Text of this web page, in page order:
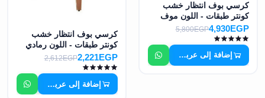
كرسي بوف انتظار خشب
كونتر طبقات - اللون موف
MS-7450
4,930EGP
5,800EGP
إضافة إلى عربة التسوق
كرسي بوف انتظار خشب
كونتر طبقات - اللون رمادي
وابيض MS-7451
2,221EGP
2,612EGP
إضافة إلى عربة التسوق